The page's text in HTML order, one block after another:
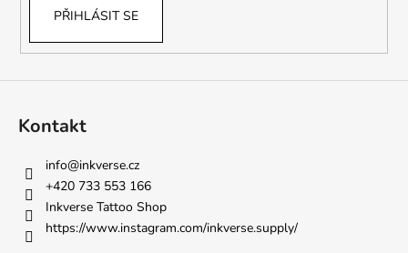
PŘIHLÁSIT SE
Kontakt
info@inkverse.cz
+420 733 553 166
Inkverse Tattoo Shop
https://www.instagram.com/inkverse.supply/